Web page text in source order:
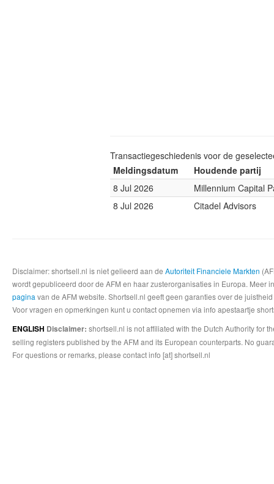
Transactiegeschiedenis voor de
Meldingsdatum
Houdende partij
8 Jul 2026
Millennium Capital
8 Jul 2026
Citadel Advisors
Disclaimer: shortsell.nl is niet gelieerd aan de Autoriteit Financiele Markten
wordt gepubliceerd door de AFM en haar zusterorganisaties in Europa.
pagina van de AFM website. Shortsell.nl geeft geen garanties over de
Voor vragen en opmerkingen kunt u contact opnemen via info apestaartje
ENGLISH Disclaimer: shortsell.nl is not affiliated with the Dutch Authority for
selling registers published by the AFM and its European counterparts. No
For questions or remarks, please contact info [at] shortsell.nl